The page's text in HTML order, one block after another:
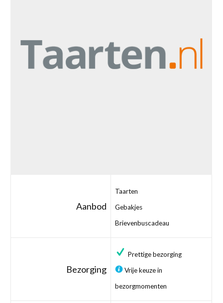
Aanbod
Taarten
Gebakjes
Brievenbuscadeau
Bezorging
Prettige bezorging
Vrije keuze in
bezorgmomenten